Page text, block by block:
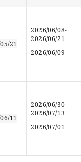
21
2026/06/08-
2026/06/21
2026/06/09
11
2026/06/30-
2026/07/13
2026/07/01